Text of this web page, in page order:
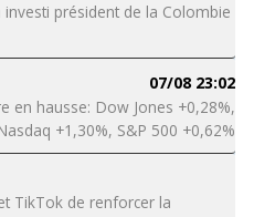
président de la Colombie
07/08 23:02
en hausse: Dow Jones +0,28%,
+1,30%, S&P 500 +0,62%
TikTok de renforcer la